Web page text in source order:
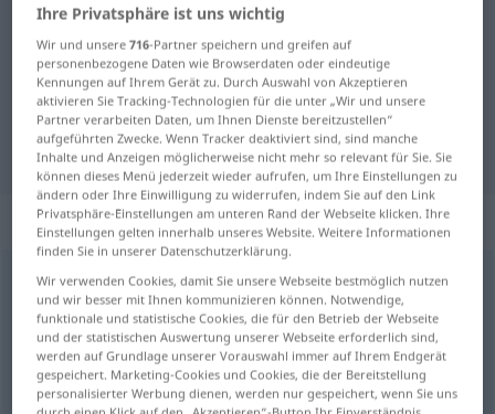
Deutsch-Tschechisch Wörterbuch
Deutsch-Tschechisch Übersetzung
für "grantig"
"grantig" Tschechisch Übersetzung
„grantig“
grantig UMG
Übersicht aller Übersetzungen
(Für mehr Details die Übersetzung anklicken/antippen)
mrzutý, nevrlý
Ihre Privatsphäre ist uns wichtig
Wir und unsere716-Partner speichern und greifen auf
personenbezogene Daten wie Browserdaten oder eindeutige
Kennungen auf Ihrem Gerät zu. Durch Auswahl von Akzeptieren
aktivieren Sie Tracking-Technologien für die unter „Wir und unsere
Partner verarbeiten Daten, um Ihnen Dienste bereitzustellen“
aufgeführten Zwecke. Wenn Tracker deaktiviert sind, sind manche
Inhalte und Anzeigen möglicherweise nicht mehr so relevant für Sie. Sie
können dieses Menü jederzeit wieder aufrufen, um Ihre Einstellungen zu
ändern oder Ihre Einwilligung zu widerrufen, indem Sie auf den Link
Privatsphäre-Einstellungen am unteren Rand der Webseite klicken. Ihre
Einstellungen gelten innerhalb unseres Website. Weitere Informationen
finden Sie in unserer Datenschutzerklärung.
Wir verwenden Cookies, damit Sie unsere Webseite bestmöglich nutzen
und wir besser mit Ihnen kommunizieren können. Notwendige,
funktionale und statistische Cookies, die für den Betrieb der Webseite
und der statistischen Auswertung unserer Webseite erforderlich sind,
werden auf Grundlage unserer Vorauswahl immer auf Ihrem Endgerät
gespeichert. Marketing-Cookies und Cookies, die der Bereitstellung
personalisierter Werbung dienen, werden nur gespeichert, wenn Sie uns